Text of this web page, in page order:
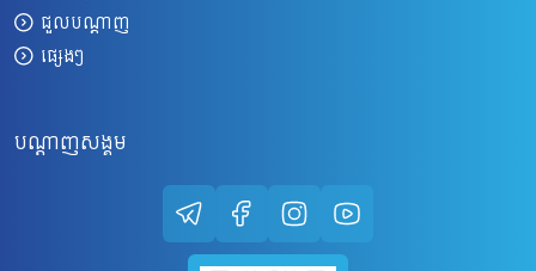
ជួលបណ្តាញ
ផ្សេងៗ
បណ្តាញសង្គម